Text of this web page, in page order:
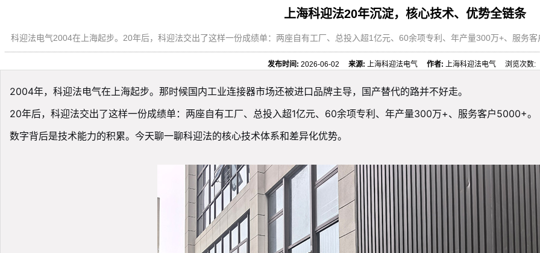
上海科迎法20年沉淀，核心技术、优势全链条
科迎法电气2004在上海起步。20年后，科迎法交出了这样一份成绩单：两座自有工厂、总投入超1亿元、60余项专利、年产量300万+、服务
发布时间: 2026-06-02来源: 上海科迎法电气作者: 上海科迎法电气 浏览次数:
2004年，科迎法电气在上海起步。那时候国内工业连接器市场还被进口品牌主导，国产替代的路并不好走。
20年后，科迎法交出了这样一份成绩单：两座自有工厂、总投入超1亿元、60余项专利、年产量300万+、服务客户5000+。
数字背后是技术能力的积累。今天聊一聊科迎法的核心技术体系和差异化优势。